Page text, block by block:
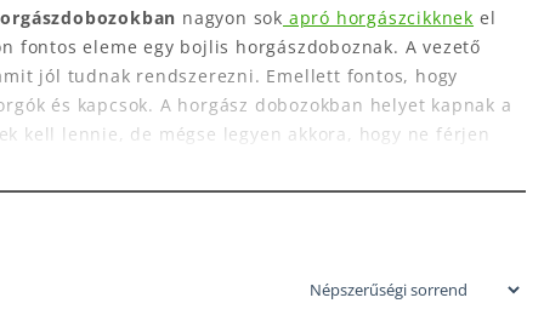
nagyon sok apró horgászcikknek el
fontos eleme egy bojlis horgászdoboznak. A vezető
jól tudnak rendszerezni. Emellett fontos, hogy
és kapcsok. A horgász dobozokban helyet kapnak a
kell lennie, de mégse legyen akkora, hogy ne férjen
fedőréteg jellemzi a doboz anyagát, amit